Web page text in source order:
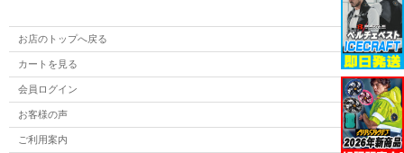
お店のトップへ戻る
カートを見る
会員ログイン
お客様の声
ご利用案内